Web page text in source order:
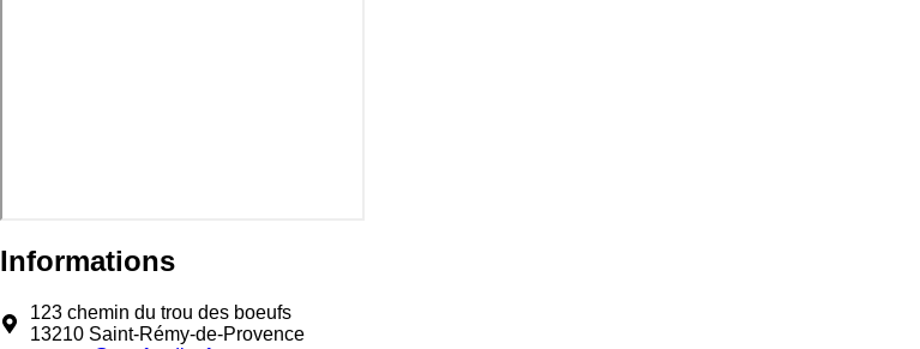
Informations
123 chemin du trou des boeufs
13210 Saint-Rémy-de-Provence